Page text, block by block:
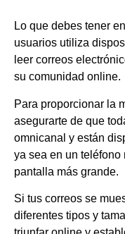
Lo que debes tener
usuarios utiliza
leer correos
su comunidad online.
Para proporcionar la
asegurarte de que
omnicanal y están
ya sea en un teléfono
pantalla más grande.
Si tus correos se
diferentes tipos y